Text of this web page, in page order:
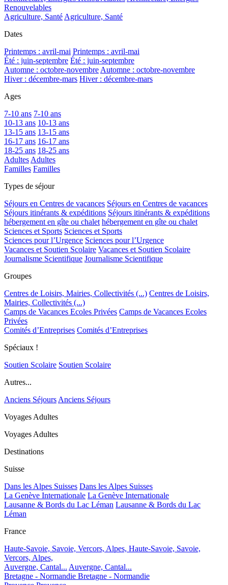
Renouvelables
Agriculture, Santé Agriculture, Santé
Dates
Printemps : avril-mai Printemps : avril-mai
Été : juin-septembre Été : juin-septembre
Automne : octobre-novembre Automne : octobre-novembre
Hiver : décembre-mars Hiver : décembre-mars
Ages
7-10 ans 7-10 ans
10-13 ans 10-13 ans
13-15 ans 13-15 ans
16-17 ans 16-17 ans
18-25 ans 18-25 ans
Adultes Adultes
Familles Familles
Types de séjour
Séjours en Centres de vacances Séjours en Centres de vacances
Séjours itinérants & expéditions Séjours itinérants & expéditions
hébergement en gîte ou chalet hébergement en gîte ou chalet
Sciences et Sports Sciences et Sports
Sciences pour l’Urgence Sciences pour l’Urgence
Vacances et Soutien Scolaire Vacances et Soutien Scolaire
Journalisme Scientifique Journalisme Scientifique
Groupes
Centres de Loisirs, Mairies, Collectivités (...) Centres de Loisirs,
Mairies, Collectivités (...)
Camps de Vacances Ecoles Privées Camps de Vacances Ecoles
Privées
Comités d’Entreprises Comités d’Entreprises
Spéciaux !
Soutien Scolaire Soutien Scolaire
Autres...
Anciens Séjours Anciens Séjours
Voyages Adultes
Voyages Adultes
Destinations
Suisse
Dans les Alpes Suisses Dans les Alpes Suisses
La Genève Internationale La Genève Internationale
Lausanne & Bords du Lac Léman Lausanne & Bords du Lac
Léman
France
Haute-Savoie, Savoie, Vercors, Alpes, Haute-Savoie, Savoie,
Vercors, Alpes,
Auvergne, Cantal... Auvergne, Cantal...
Bretagne - Normandie Bretagne - Normandie